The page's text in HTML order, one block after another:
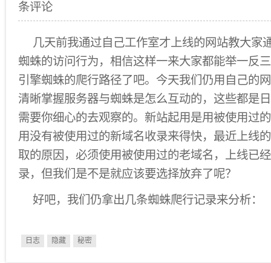
条评论
几天前我通过自己工作室才上线的网站教大家
蜘蛛的访问行为，相信这样一来大家都能举一反
引擎蜘蛛的爬行路径了吧。今天我们仍用自己的
清晰掌握服务器与蜘蛛是怎么互动的，这些都是
需要你细心的去观察的。新站起用是用被使用过
用没有被使用过的新域名收录来得快，最近上线
取的原因，必须使用被使用过的老域名，上线已
录，但我们是不是就应该要选择放弃了呢？
好吧，我们仍拿出几条蜘蛛爬行记录来分析：
日志 隐藏 秘密